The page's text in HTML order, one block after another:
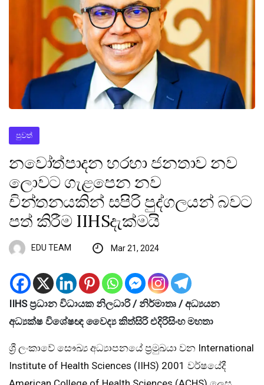
පුවත්
නවෝත්පාදන හරහා ජනතාව නව
ලොවට ගැළපෙන නව
චින්තනයකින් සපිරි පුද්ගලයන් බවට
පත් කිරීම IIHSදැක්මයි
EDU TEAM Mar 21, 2024
IIHS ප්‍රධාන විධායක නිලධාරි / නිර්මාතෘ / අධ්‍යයන
අධ්‍යක්ෂ විශේෂඥ වෛද්‍ය කිත්සිරි එදිරිසිංහ මහතා
ශ්‍රී ලංකාවේ සෞඛ්‍ය අධ්‍යාපනයේ ප්‍රමුඛයා වන International
Institute of Health Sciences (IIHS) 2001 වර්ෂයේදී